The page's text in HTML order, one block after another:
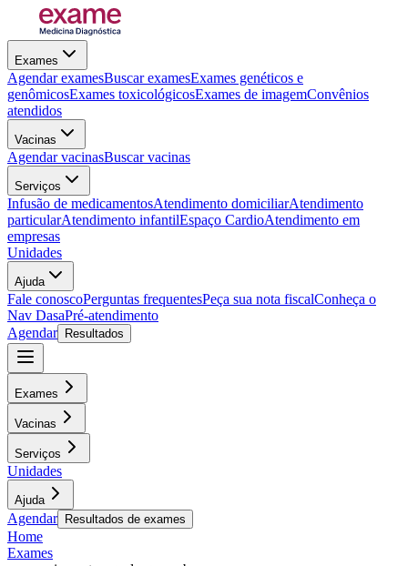
Exames
Agendar examesBuscar examesExames genéticos e
genômicosExames toxicológicosExames de imagemConvênios
atendidos
Vacinas
Agendar vacinasBuscar vacinas
Serviços
Infusão de medicamentosAtendimento domiciliarAtendimento
particularAtendimento infantilEspaço CardioAtendimento em
empresas
Unidades
Ajuda
Fale conoscoPerguntas frequentesPeça sua nota fiscalConheça o
Nav DasaPré-atendimento
Agendar
Resultados
Exames
Vacinas
Serviços
Unidades
Ajuda
Agendar Resultados de exames
Home
Exames